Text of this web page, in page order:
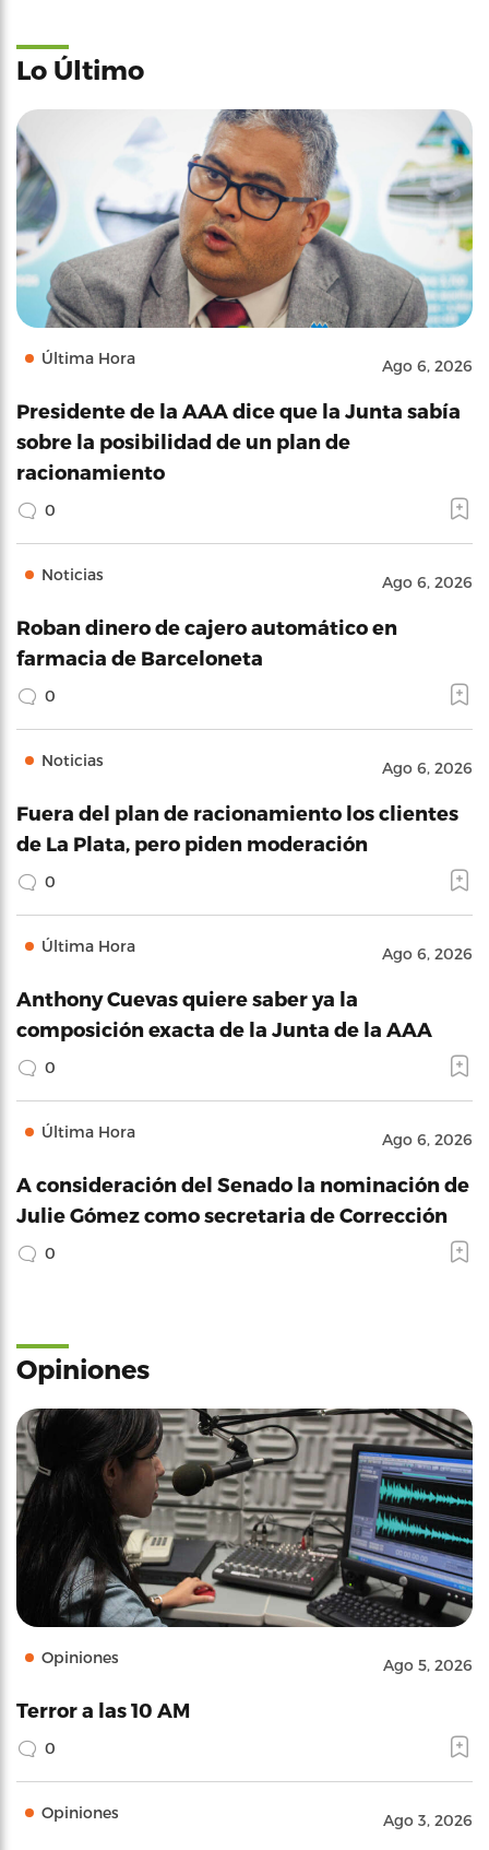
Lo Último
Última Hora Ago 6, 2026
Presidente de la AAA dice que la Junta sabía
sobre la posibilidad de un plan de
racionamiento
0
Noticias Ago 6, 2026
Roban dinero de cajero automático en
farmacia de Barceloneta
0
Noticias Ago 6, 2026
Fuera del plan de racionamiento los clientes
de La Plata, pero piden moderación
0
Última Hora Ago 6, 2026
Anthony Cuevas quiere saber ya la
composición exacta de la Junta de la AAA
0
Última Hora Ago 6, 2026
A consideración del Senado la nominación de
Julie Gómez como secretaria de Corrección
0
Opiniones
Opiniones Ago 5, 2026
Terror a las 10 AM
0
Opiniones Ago 3, 2026